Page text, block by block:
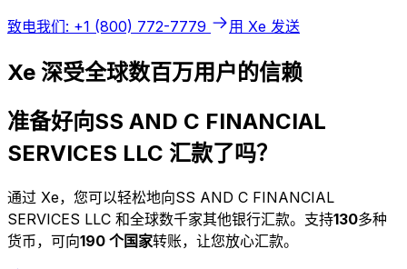
致电我们: +1 (800) 772-7779 用 Xe 发送
Xe 深受全球数百万用户的信赖
准备好向SS AND C FINANCIAL
SERVICES LLC 汇款了吗？
通过 Xe，您可以轻松地向SS AND C FINANCIAL
SERVICES LLC 和全球数千家其他银行汇款。支持130多种
货币，可向190 个国家转账，让您放心汇款。